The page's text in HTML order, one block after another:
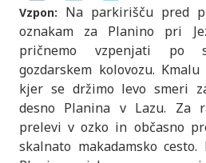
Vzpon:
Na parkirišču pred
oznakam za Planino pri
pričnemo vzpenjati po
gozdarskem kolovozu.
kjer se držimo levo smeri
desno Planina v Lazu. Za
prelevi v ozko in občasno
skalnato makadamsko